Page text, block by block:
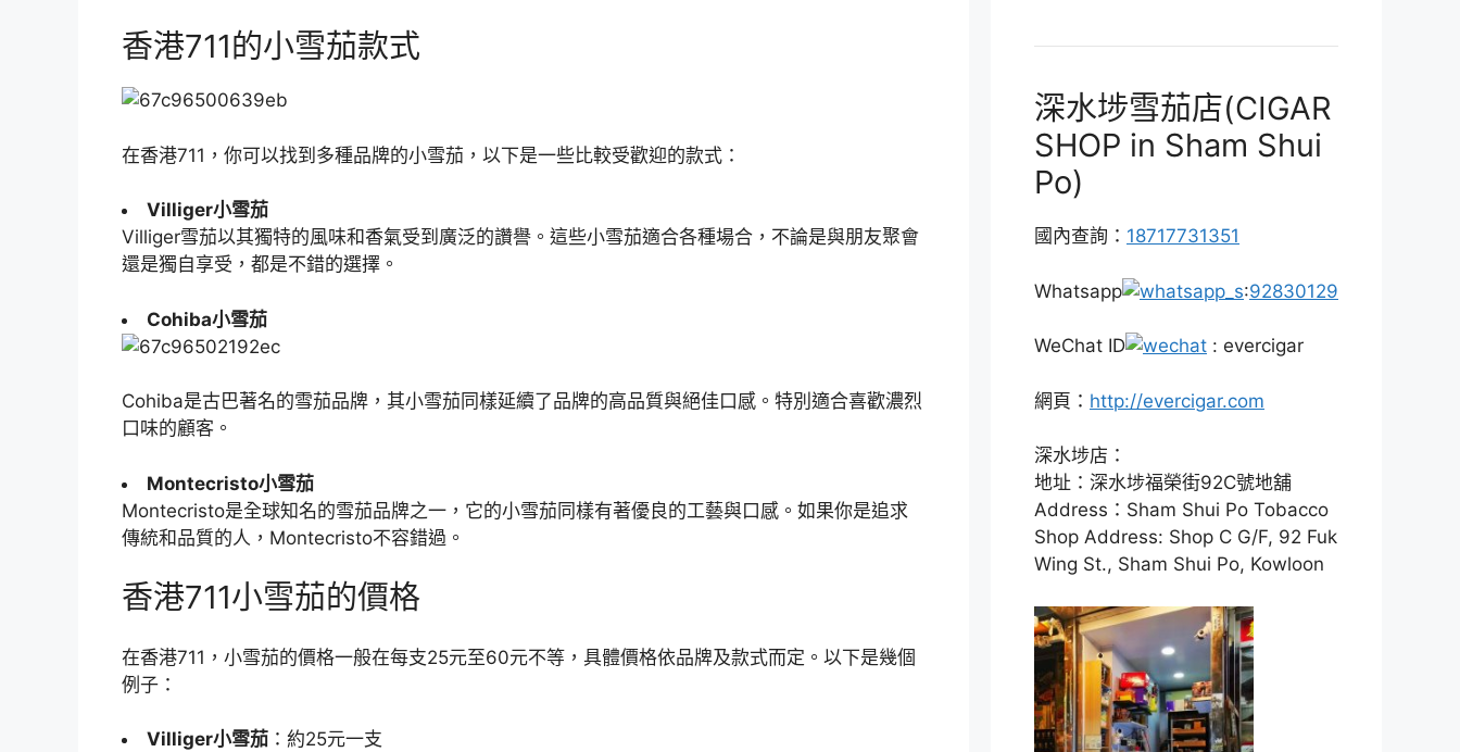
香港711的小雪茄款式
在香港711，你可以找到多種品牌的小雪茄，以下是一些比較受歡迎的款式：
Villiger小雪茄
Villiger雪茄以其獨特的風味和香氣受到廣泛的讚譽。這些小雪茄適合各種場合，不論是與朋友聚會
還是獨自享受，都是不錯的選擇。
Cohiba小雪茄
Cohiba是古巴著名的雪茄品牌，其小雪茄同樣延續了品牌的高品質與絕佳口感。特別適合喜歡濃烈
口味的顧客。
Montecristo小雪茄
Montecristo是全球知名的雪茄品牌之一，它的小雪茄同樣有著優良的工藝與口感。如果你是追求
傳統和品質的人，Montecristo不容錯過。
香港711小雪茄的價格
在香港711，小雪茄的價格一般在每支25元至60元不等，具體價格依品牌及款式而定。以下是幾個
例子：
Villiger小雪茄 ：約25元一支
深水埗雪茄店(CIGAR
SHOP in Sham Shui
Po)
國內查詢： 18717731351
Whatsapp :92830129
WeChat ID : evercigar
網頁： http://evercigar.com
深水埗店：
地址：深水埗福榮街92C號地舖
Address：Sham Shui Po Tobacco
Shop Address: Shop C G/F, 92 Fuk
Wing St., Sham Shui Po, Kowloon